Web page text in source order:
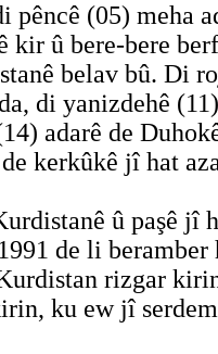
pêncê (05) meha
kir û bere-bere
belav bû. Di
di yanizdehê
adarê de
kerkûkê jî hat
û paşê jî
de li beramber
rizgar
ku ew jî